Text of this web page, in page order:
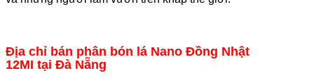
Địa chỉ bán phân bón lá Nano Đồng Nhật
12MI tại Đà Nẵng